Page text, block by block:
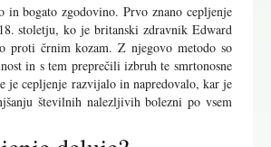
in bogato zgodovino. Prvo znano cepljenje
stoletju, ko je britanski zdravnik Edward
proti črnim kozam. Z njegovo metodo so
in s tem preprečili izbruh te smrtonosne
je cepljenje razvijalo in napredovalo, kar je
številnih nalezljivih bolezni po vsem